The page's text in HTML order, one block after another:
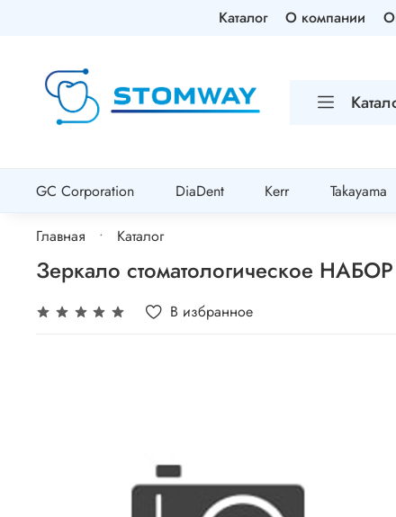
Каталог О компании
GC Corporation DiaDent Kerr Takayama
Главная Каталог
Зеркало стоматологическое
В избранное